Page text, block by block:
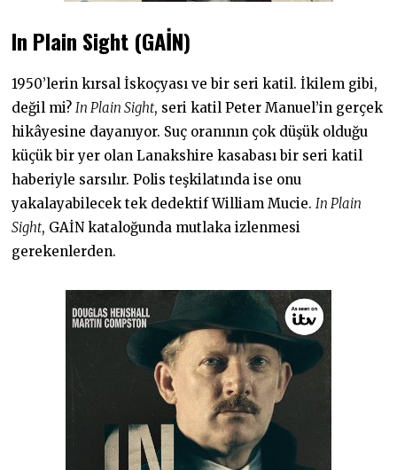
In Plain Sight (GAİN)
1950’lerin kırsal İskoçyası ve bir seri katil. İkilem gibi,
değil mi? In Plain Sight, seri katil Peter Manuel’in gerçek
hikâyesine dayanıyor. Suç oranının çok düşük olduğu
küçük bir yer olan Lanakshire kasabası bir seri katil
haberiyle sarsılır. Polis teşkilatında ise onu
yakalayabilecek tek dedektif William Mucie. In Plain
Sight, GAİN kataloğunda mutlaka izlenmesi
gerekenlerden.